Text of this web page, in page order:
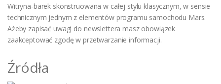
Witryna-barek skonstruowana w całej stylu klasycznym, w sensie
technicznym jednym z elementów programu samochodu Mars.
Ażeby zapisać uwagi do newslettera masz obowiązek
zaakceptować zgodę w przetwarzanie informacji.
Źródła